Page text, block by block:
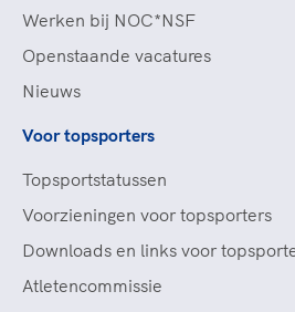
Werken bij NOC*NSF
Openstaande vacatures
Nieuws
Voor topsporters
Topsportstatussen
Voorzieningen voor topsporters
Downloads en links voor
Atletencommissie